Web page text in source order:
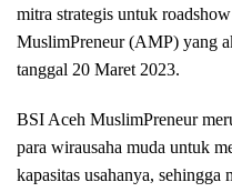
mitra strategis untuk
MuslimPreneur (AMP) yang
tanggal 20 Maret 2023.
BSI Aceh MuslimPreneur
para wirausaha muda untuk
kapasitas usahanya,